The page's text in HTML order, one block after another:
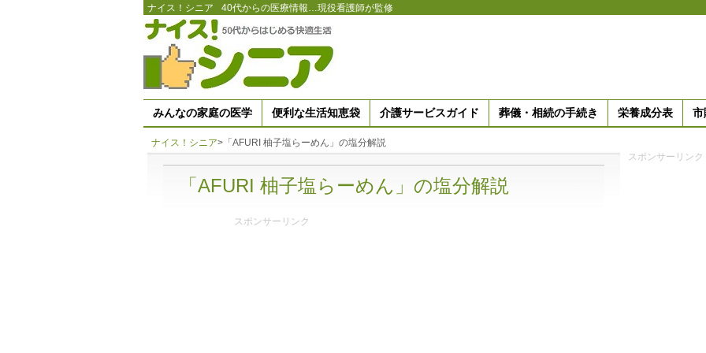
ナイス！シニア 40代からの医療情報…現役看護師が監修
みんなの家庭の医学 便利な生活知恵袋 介護サービスガイド 葬儀・相続の手続き 栄養成分表 市
ナイス！シニア> 「AFURI 柚子塩らーめん」の塩分解説
「AFURI 柚子塩らーめん」の塩分解説
スポンサーリンク
スポンサーリンク